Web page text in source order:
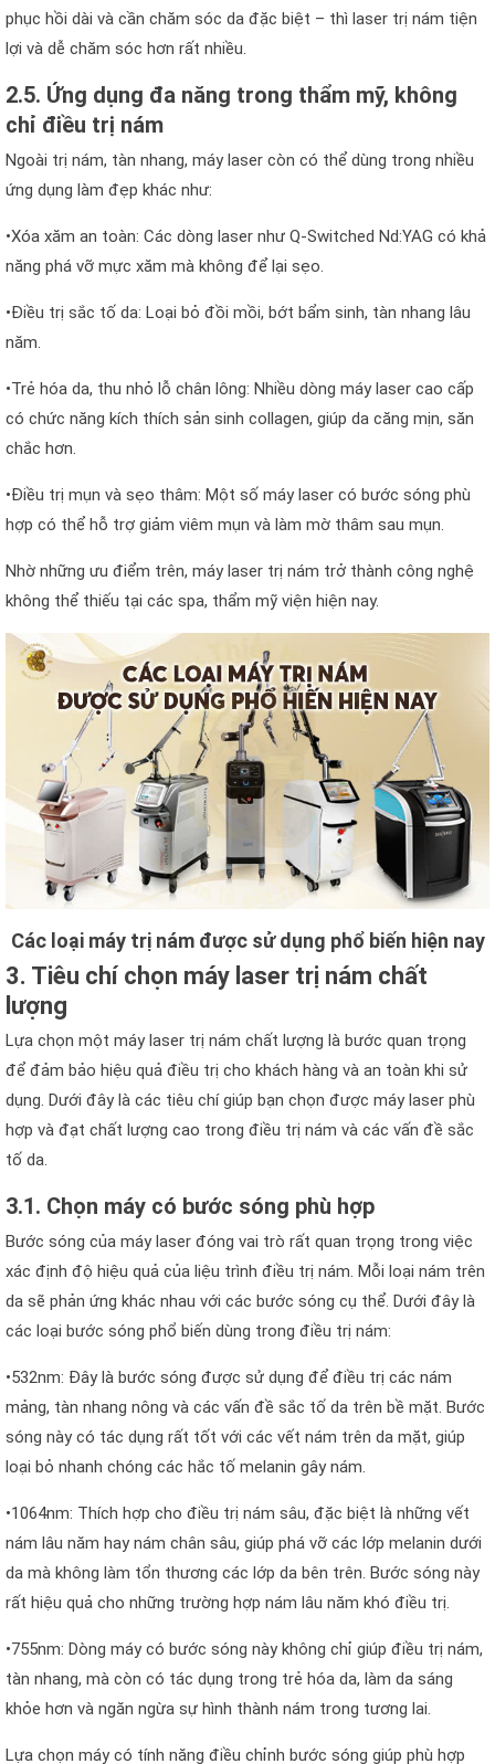
phục hồi dài và cần chăm sóc da đặc biệt – thì laser trị nám tiện
lợi và dễ chăm sóc hơn rất nhiều.
2.5. Ứng dụng đa năng trong thẩm mỹ, không
chỉ điều trị nám
Ngoài trị nám, tàn nhang, máy laser còn có thể dùng trong nhiều
ứng dụng làm đẹp khác như:
•Xóa xăm an toàn: Các dòng laser như Q-Switched Nd:YAG có khả
năng phá vỡ mực xăm mà không để lại sẹo.
•Điều trị sắc tố da: Loại bỏ đồi mồi, bớt bẩm sinh, tàn nhang lâu
năm.
•Trẻ hóa da, thu nhỏ lỗ chân lông: Nhiều dòng máy laser cao cấp
có chức năng kích thích sản sinh collagen, giúp da căng mịn, săn
chắc hơn.
•Điều trị mụn và sẹo thâm: Một số máy laser có bước sóng phù
hợp có thể hỗ trợ giảm viêm mụn và làm mờ thâm sau mụn.
Nhờ những ưu điểm trên, máy laser trị nám trở thành công nghệ
không thể thiếu tại các spa, thẩm mỹ viện hiện nay.
Các loại máy trị nám được sử dụng phổ biến hiện nay
3. Tiêu chí chọn máy laser trị nám chất
lượng
Lựa chọn một máy laser trị nám chất lượng là bước quan trọng
để đảm bảo hiệu quả điều trị cho khách hàng và an toàn khi sử
dụng. Dưới đây là các tiêu chí giúp bạn chọn được máy laser phù
hợp và đạt chất lượng cao trong điều trị nám và các vấn đề sắc
tố da.
3.1. Chọn máy có bước sóng phù hợp
Bước sóng của máy laser đóng vai trò rất quan trọng trong việc
xác định độ hiệu quả của liệu trình điều trị nám. Mỗi loại nám trên
da sẽ phản ứng khác nhau với các bước sóng cụ thể. Dưới đây là
các loại bước sóng phổ biến dùng trong điều trị nám:
•532nm: Đây là bước sóng được sử dụng để điều trị các nám
mảng, tàn nhang nông và các vấn đề sắc tố da trên bề mặt. Bước
sóng này có tác dụng rất tốt với các vết nám trên da mặt, giúp
loại bỏ nhanh chóng các hắc tố melanin gây nám.
•1064nm: Thích hợp cho điều trị nám sâu, đặc biệt là những vết
nám lâu năm hay nám chân sâu, giúp phá vỡ các lớp melanin dưới
da mà không làm tổn thương các lớp da bên trên. Bước sóng này
rất hiệu quả cho những trường hợp nám lâu năm khó điều trị.
•755nm: Dòng máy có bước sóng này không chỉ giúp điều trị nám,
tàn nhang, mà còn có tác dụng trong trẻ hóa da, làm da sáng
khỏe hơn và ngăn ngừa sự hình thành nám trong tương lai.
Lựa chọn máy có tính năng điều chỉnh bước sóng giúp phù hợp